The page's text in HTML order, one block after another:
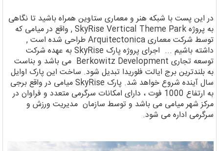
در این پست با شبکه هنر و معماری ستاوین همراه باشید تا نگاهی
به پروژه SkyRise Vertical Theme Park , واقع در میامی که
توسط شرکت معماری Arquitectonica طراحی شده است ,
داشته باشیم ... اجرای پروژه پارک SkyRise به عهده شرکت
توسعه تجاری Berkowitz Development می باشد و بناست
به بلندترین برج ایالت فلوریدا تبدیل شود. ساخت این پارک اوایل
سال آینده شروع خواهد شد. پارک SkyRise میامی در واقع برجی
به ارتفاع 1000 فوت ، دارای امکانات سرگرمی متعدد و فراوان در
مرکز شهر میامی می باشد و توسط سازمان مدیریت ورزش و
سرگرمی اداره می شود.